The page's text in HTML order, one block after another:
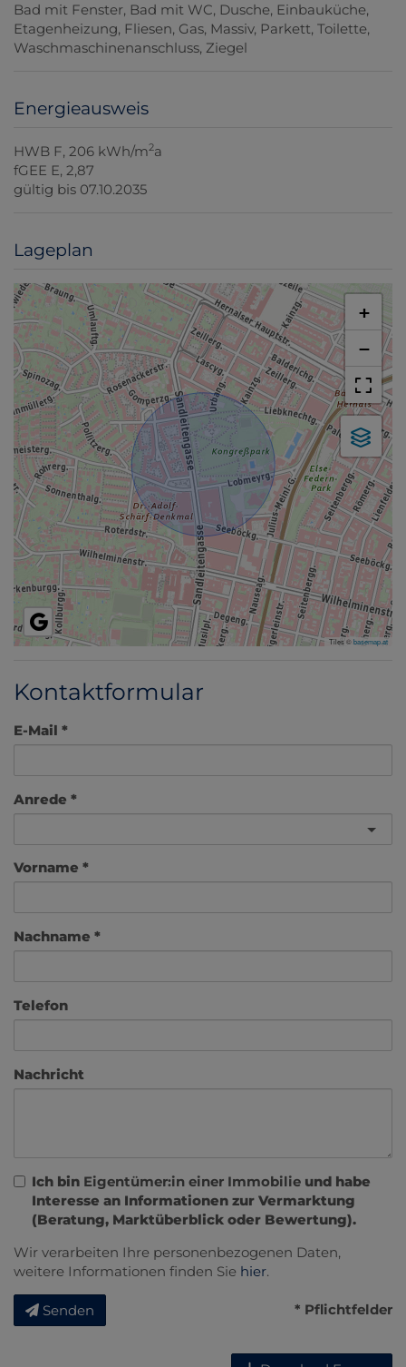
Bad mit Fenster Bad mit WC Dusche Einbauküche
Etagenheizung Fliesen Gas Massiv Parkett Toilette
Waschmaschinenanschluss Ziegel
Energieausweis
HWB F, 206 kWh/m2a
fGEE E, 2,87
gültig bis 07.10.2035
Lageplan
+
−
Tiles ©basemap.at
Kontaktformular
E-Mail
Anrede
Vorname
Nachname
Telefon
Nachricht
Ich bin Eigentümer:in einer Immobilie und habe
Interesse an Informationen zur Vermarktung
(Beratung, Marktüberblick oder Bewertung).
Wir verarbeiten Ihre personenbezogenen Daten,
weitere Informationen finden Sie hier.
Senden * Pflichtfelder